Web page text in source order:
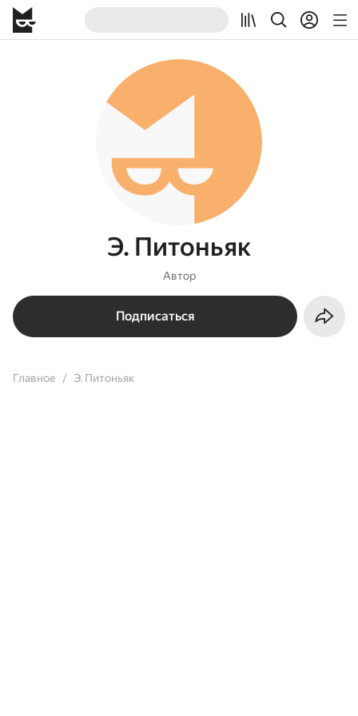
Э. Питоньяк
Автор
Подписаться
Главное Э. Питоньяк